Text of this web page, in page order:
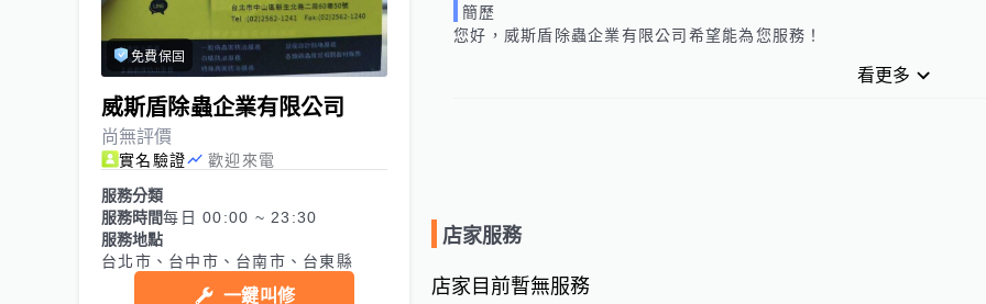
免費保固
威斯盾除蟲企業有限公司
尚無評價
實名驗證
歡迎來電
服務分類
服務時間每日 00:00 ~ 23:30
服務地點
台北市、台中市、台南市、台東縣
一鍵叫修
簡歷
您好，威斯盾除蟲企業有限公司希望能為您服務！
看更多
店家服務
店家目前暫無服務